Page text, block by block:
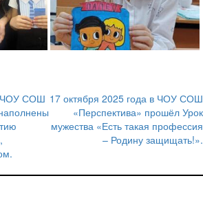
ЧОУ СОШ 17 октября 2025 года в ЧОУ СОШ
«Перспектива» прошёл Урок
мужества «Есть такая профессия
– Родину защищать!».